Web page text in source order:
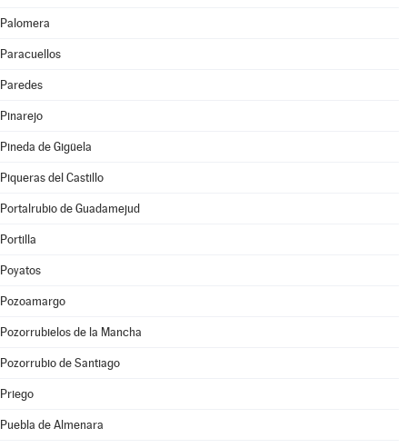
Palomera
Paracuellos
Paredes
Pinarejo
Pineda de Gigüela
Piqueras del Castillo
Portalrubio de Guadamejud
Portilla
Poyatos
Pozoamargo
Pozorrubielos de la Mancha
Pozorrubio de Santiago
Priego
Puebla de Almenara